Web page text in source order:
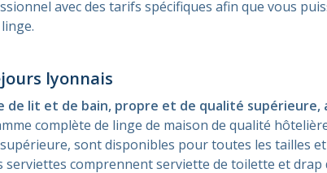
avec des tarifs spécifiques afin que vous
lyonnais
de lit et de bain, propre et de qualité supérieure,
complète de linge de maison de qualité
sont disponibles pour toutes les tailles
comprennent serviette de toilette et drap